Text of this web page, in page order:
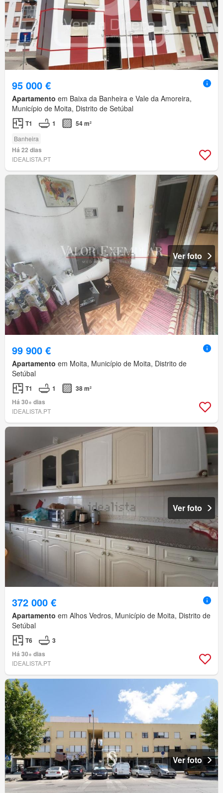
95 000 €
Apartamento em Baixa da Banheira e Vale da Amoreira,
Município de Moita, Distrito de Setúbal
T1 1 54 m²
Banheira
Há 22 dias
IDEALISTA.PT
Ver foto
99 900 €
Apartamento em Moita, Município de Moita, Distrito de
Setúbal
T1 1
38 m²
Há 30+ dias
IDEALISTA.PT
Ver foto
372 000 €
Apartamento em Alhos Vedros, Município de Moita, Distrito de
Setúbal
T6
3
Há 30+ dias
IDEALISTA.PT
Ver foto